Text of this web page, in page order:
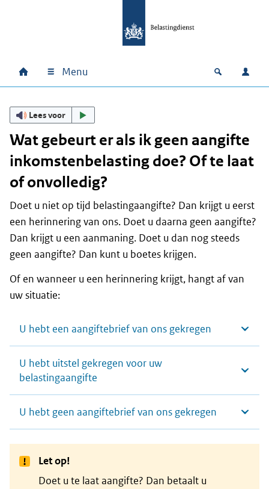
Hoofdnavigatie
Home Menu Open
Lees voor
Wat gebeurt er als ik geen aangifte
inkomstenbelasting doe? Of te laat
of onvolledig?
Doet u niet op tijd belastingaangifte? Dan krijgt u eerst
een herinnering van ons. Doet u daarna geen aangifte?
Dan krijgt u een aanmaning. Doet u dan nog steeds
geen aangifte? Dan kunt u boetes krijgen.
Of en wanneer u een herinnering krijgt, hangt af van
uw situatie:
U hebt een aangiftebrief van ons gekregen
U hebt uitstel gekregen voor uw
belastingaangifte
U hebt geen aangiftebrief van ons gekregen
Let op!
Doet u te laat aangifte? Dan betaalt u